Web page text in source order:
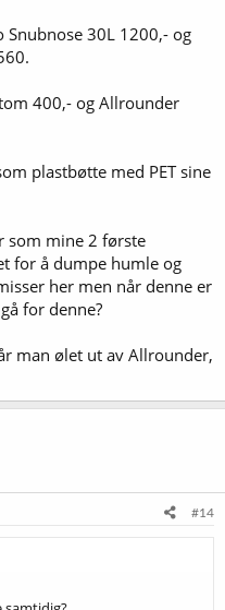
30L 1200,- og
400,- og Allrounder
plastbøtte med PET sine
som mine 2 første
for å dumpe humle og
her men når denne er
for denne?
man ølet ut av Allrounder,
#14